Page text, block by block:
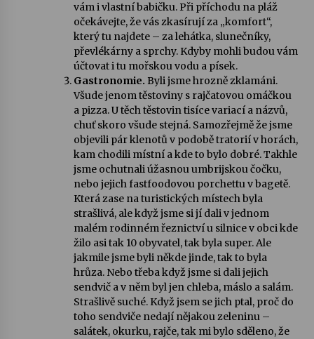
vám i vlastní babičku. Při příchodu na pláž
očekávejte, že vás zkasírují za „komfort“,
který tu najdete – za lehátka, slunečníky,
převlékárny a sprchy. Kdyby mohli budou vám
účtovat i tu mořskou vodu a písek.
Gastronomie. Byli jsme hrozně zklamáni.
Všude jenom těstoviny s rajčatovou omáčkou
a pizza. U těch těstovin tisíce variací a názvů,
chuť skoro všude stejná. Samozřejmě že jsme
objevili pár klenotů v podobě tratorií v horách,
kam chodili místní a kde to bylo dobré. Takhle
jsme ochutnali úžasnou umbrijskou čočku,
nebo jejich fastfoodovou porchettu v bagetě.
Která zase na turistických místech byla
strašlivá, ale když jsme si jí dali v jednom
malém rodinném řeznictví u silnice v obci kde
žilo asi tak 10 obyvatel, tak byla super. Ale
jakmile jsme byli někde jinde, tak to byla
hrůza. Nebo třeba když jsme si dali jejich
sendvič a v něm byl jen chleba, máslo a salám.
Strašlivě suché. Když jsem se jich ptal, proč do
toho sendviče nedají nějakou zeleninu –
salátek, okurku, rajče, tak mi bylo sděleno, že